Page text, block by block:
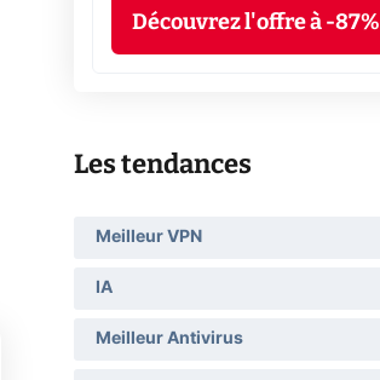
Découvrez l'offre à -87%
Les tendances
Meilleur VPN
IA
Meilleur Antivirus